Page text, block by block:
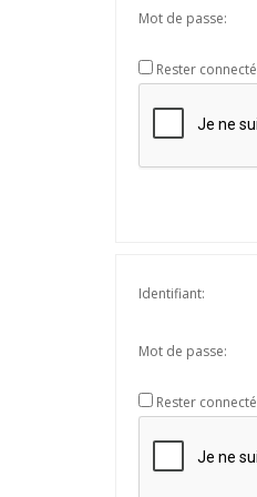
Mot de passe:
Rester connecté
Identifiant:
Mot de passe:
Rester connecté